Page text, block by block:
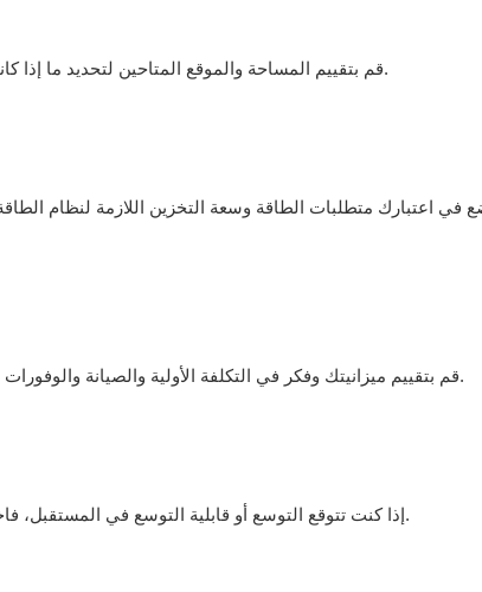
قم بتقييم المساحة والموقع المتاحين لتحديد ما إذا كانت بطاريات الليثيوم المثبتة على الحائط أو الأرضية أكثر ملاءمة لاحتياجاتك.
في اعتبارك متطلبات الطاقة وسعة التخزين اللازمة لنظام
قم بتقييم ميزانيتك وفكر في التكلفة الأولية والصيانة والوفورات طويلة الأجل المرتبطة بكل نوع من أنواع بطاريات الليثيوم قبل اتخاذ القرار.
إذا كنت تتوقع التوسع أو قابلية التوسع في المستقبل، فاختر بطاريات الليثيوم التي توفر المرونة والتكامل السهل للوحدات الإضافية.